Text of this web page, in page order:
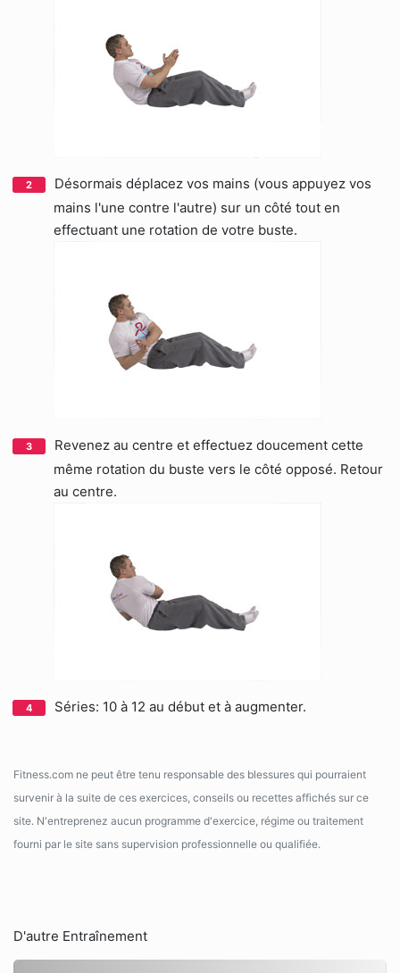
Désormais déplacez vos mains (vous appuyez vos
mains l'une contre l'autre) sur un côté tout en
effectuant une rotation de votre buste.
Revenez au centre et effectuez doucement cette
même rotation du buste vers le côté opposé. Retour
au centre.
Séries: 10 à 12 au début et à augmenter.
Fitness.com ne peut être tenu responsable des blessures qui pourraient
survenir à la suite de ces exercices, conseils ou recettes affichés sur ce
site. N'entreprenez aucun programme d'exercice, régime ou traitement
fourni par le site sans supervision professionnelle ou qualifiée.
D'autre Entraînement